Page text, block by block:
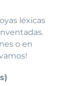
léxicas
o en